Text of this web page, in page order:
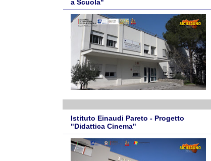
a Scuola"
Istituto Einaudi Pareto - Progetto
"Didattica Cinema"